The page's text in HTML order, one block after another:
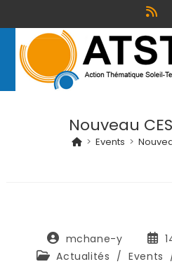
Nouveau
> Events >
mchane-y
Actualités / Events